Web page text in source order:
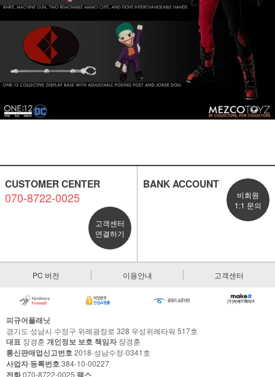
CUSTOMER CENTER
070-8722-0025
고객센터
연결하기
BANK ACCOUNT
비회원
1:1 문의
PC 버전 이용안내 고객센터
피규어플래닛
경기도 성남시 수정구 위례광장로 328 우성위례타워 517호
대표 장경훈 개인정보 보호 책임자장경훈
통신판매업신고번호 2018-성남수정-0341호
사업자 등록번호 384-10-00227
전화070-8722-0025 팩스